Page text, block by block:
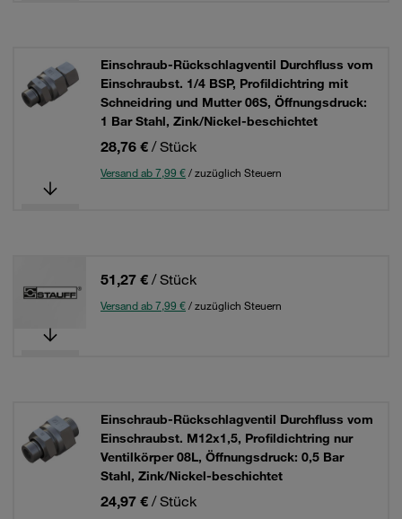
Einschraub-Rückschlagventil Durchfluss vom
Einschraubst. 1/4 BSP, Profildichtring mit
Schneidring und Mutter 06S, Öffnungsdruck:
1 Bar Stahl, Zink/Nickel-beschichtet
28,76 € / Stück
Versand ab 7,99 €/ zuzüglich Steuern
51,27 € / Stück
Versand ab 7,99 €/ zuzüglich Steuern
Einschraub-Rückschlagventil Durchfluss vom
Einschraubst. M12x1,5, Profildichtring nur
Ventilkörper 08L, Öffnungsdruck: 0,5 Bar
Stahl, Zink/Nickel-beschichtet
24,97 € / Stück